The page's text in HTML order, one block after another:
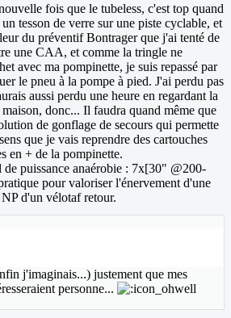
fois que le tubeless, c'est top quand
tesson de verre sur une piste cyclable, et
du préventif Bontrager que j'ai tenté de
une CAA, et comme la tringle ne
avec ma pompinette, je suis repassé par
le pneu à la pompe à pied. J'ai perdu pas
aussi perdu une heure en regardant la
donc... Il faudra quand même que
de gonflage de secours qui permette
que je vais reprendre des cartouches
en + de la pompinette.
puissance anaérobie : 7x[30" @200-
pour valoriser l'énervement d'une
d'un vélotaf retour.
j'imaginais...) justement que mes
personne...